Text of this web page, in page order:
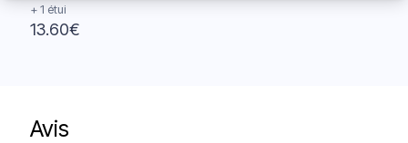
+ 1 étui
13.60€
Avis